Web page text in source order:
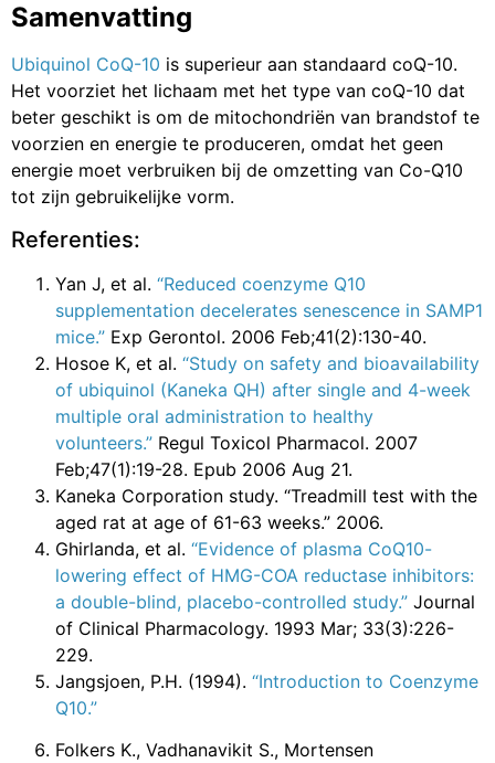
Samenvatting
Ubiquinol CoQ-10 is superieur aan standaard coQ-10.
Het voorziet het lichaam met het type van coQ-10 dat
beter geschikt is om de mitochondriën van brandstof te
voorzien en energie te produceren, omdat het geen
energie moet verbruiken bij de omzetting van Co-Q10
tot zijn gebruikelijke vorm.
Referenties:
Yan J, et al. “Reduced coenzyme Q10
supplementation decelerates senescence in SAMP1
mice.” Exp Gerontol. 2006 Feb;41(2):130-40.
Hosoe K, et al. “Study on safety and bioavailability
of ubiquinol (Kaneka QH) after single and 4-week
multiple oral administration to healthy
volunteers.” Regul Toxicol Pharmacol. 2007
Feb;47(1):19-28. Epub 2006 Aug 21.
Kaneka Corporation study. “Treadmill test with the
aged rat at age of 61-63 weeks.” 2006.
Ghirlanda, et al. “Evidence of plasma CoQ10-
lowering effect of HMG-COA reductase inhibitors:
a double-blind, placebo-controlled study.” Journal
of Clinical Pharmacology. 1993 Mar; 33(3):226-
229.
Jangsjoen, P.H. (1994). “Introduction to Coenzyme
Q10.”
Folkers K., Vadhanavikit S., Mortensen